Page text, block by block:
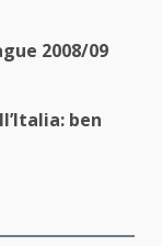
2008/09
ben